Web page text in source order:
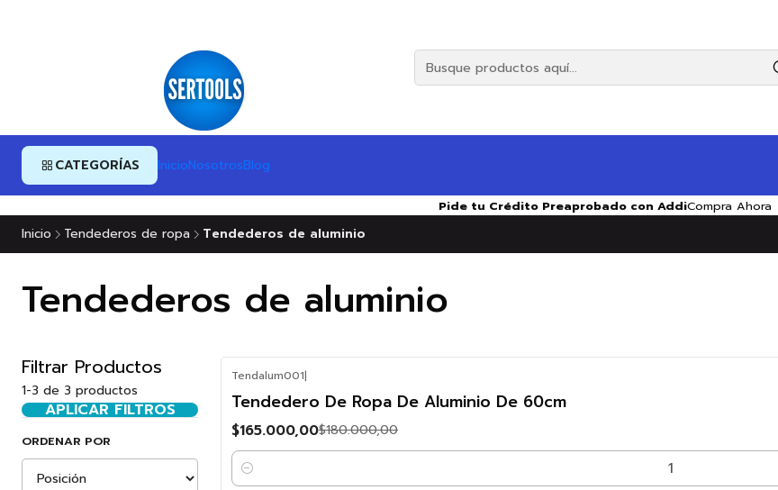
CATEGORÍAS InicioNosotrosBlog
Pide tu Crédito Preaprobado con AddiCompra Ahora
Inicio Tendederos de ropa Tendederos de aluminio
Tendederos de aluminio
Filtrar Productos
1-3 de 3 productos
APLICAR FILTROS
ORDENAR POR
-8%
OFF
Tendalum001|
Tendedero De Ropa De Aluminio De 60cm
$165.000,00$180.000,00
Cantidad